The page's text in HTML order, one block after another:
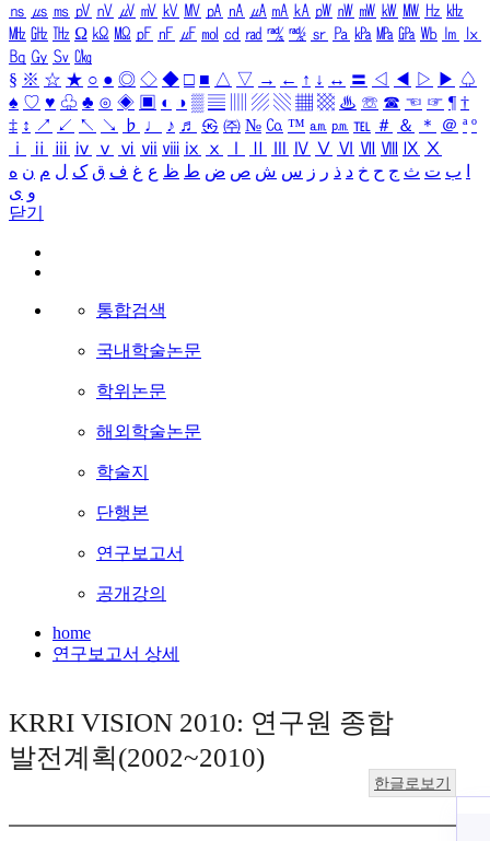
㎱ ㎲ ㎳ ㎴ ㎵ ㎶ ㎷ ㎸ ㎹ ㎀ ㎁ ㎂ ㎃ ㎄ ㎺ ㎻ ㎽ ㎾ ㎿ ㎐ ㎑
㎒ ㎓ ㎔ Ω ㏀ ㏁ ㎊ ㎋ ㎌ ㏖ ㏅ ㎭ ㎮ ㎯ ㏛ ㎩ ㎪ ㎫ ㎬ ㏝ ㏐
㏓
㏃ ㏉ ㏜ ㏆
§ ※ ☆ ★ ○ ● ◎ ◇ ◆ □ ■ △ ▽ → ← ↑ ↓ ↔ 〓 ◁ ◀ ▷ ▶ ♤
♠ ♡ ♥ ♧ ♣ ⊙ ◈ ▣ ◐ ◑ ▒ ▤ ▨ ▧ ▦ ▩ ♨ ☏ ☎ ☜ ☞ ¶ †
‡ ↕ ↗ ↙ ↖ ↘ ♭ ♩ ♪ ♬ ㉿ ㈜ № ㏇ ™ ㏂ ㏘ ℡ ＃ ＆ ＊ ＠ ª º
ⅰ
ⅱ ⅲ ⅳ ⅴ ⅵ ⅶ ⅷ ⅸ ⅹ Ⅳ Ⅴ Ⅵ Ⅶ Ⅷ Ⅸ Ⅹ
ب ت ث ج ح خ د ذ ر ز س ش ص ض ط ظ ع غ ف ق ک ل م ن ه
و ی
닫기
통합검색
국내학술논문
학위논문
해외학술논문
학술지
단행본
연구보고서
공개강의
home
연구보고서 상세
KRRI VISION 2010: 연구원 종합
발전계획(2002~2010)
한글로보기